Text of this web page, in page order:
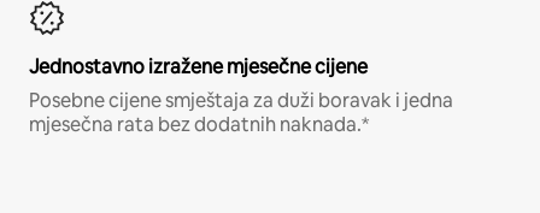
Jednostavno izražene mjesečne cijene
Posebne cijene smještaja za duži boravak i jedna
mjesečna rata bez dodatnih naknada.*